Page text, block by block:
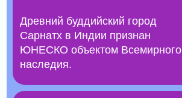
Древний буддийский город
Сарнатх в Индии признан
ЮНЕСКО объектом Всемирного
наследия.